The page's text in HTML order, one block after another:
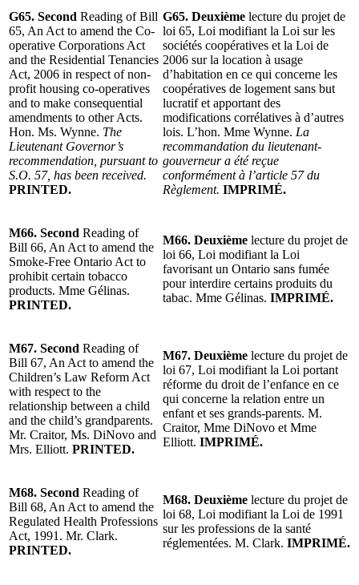
G65. Second Reading of Bill
65, An Act to amend the Co-
operative Corporations Act
and the Residential Tenancies
Act, 2006 in respect of non-
profit housing co-operatives
and to make consequential
amendments to other Acts.
Hon. Ms. Wynne. The
Lieutenant Governor’s
recommendation, pursuant to
S.O. 57, has been received.
PRINTED.
G65. Deuxième lecture du projet de
loi 65, Loi modifiant la Loi sur les
sociétés coopératives et la Loi de
2006 sur la location à usage
d’habitation en ce qui concerne les
coopératives de logement sans but
lucratif et apportant des
modifications corrélatives à d’autres
lois. L’hon. Mme Wynne. La
recommandation du lieutenant-
gouverneur a été reçue
conformément à l’article 57 du
Règlement. IMPRIMÉ.
M66. Second Reading of
Bill 66, An Act to amend the
Smoke-Free Ontario Act to
prohibit certain tobacco
products. Mme Gélinas.
PRINTED.
M66. Deuxième lecture du projet de
loi 66, Loi modifiant la Loi
favorisant un Ontario sans fumée
pour interdire certains produits du
tabac. Mme Gélinas. IMPRIMÉ.
M67. Second Reading of
Bill 67, An Act to amend the
Children’s Law Reform Act
with respect to the
relationship between a child
and the child’s grandparents.
Mr. Craitor, Ms. DiNovo and
Mrs. Elliott. PRINTED.
M67. Deuxième lecture du projet de
loi 67, Loi modifiant la Loi portant
réforme du droit de l’enfance en ce
qui concerne la relation entre un
enfant et ses grands-parents. M.
Craitor, Mme DiNovo et Mme
Elliott. IMPRIMÉ.
M68. Second Reading of
Bill 68, An Act to amend the
Regulated Health Professions
Act, 1991. Mr. Clark.
PRINTED.
M68. Deuxième lecture du projet de
loi 68, Loi modifiant la Loi de 1991
sur les professions de la santé
réglementées. M. Clark. IMPRIMÉ.